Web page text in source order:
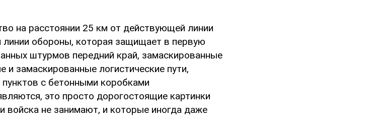
на расстоянии 25 км от действующей линии
обороны, которая защищает в первую
штурмов передний край, замаскированные
замаскированные логистические пути,
с бетонными коробками
это просто дорогостоящие картинки
войска не занимают, и которые иногда даже